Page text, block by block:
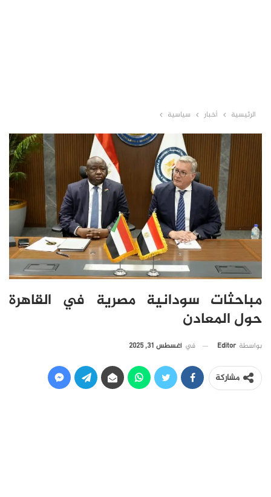
الرئيسية أخبار سياسية
مباحثات سودانية مصرية في القاهرة
حول المعادن
بواسطة Editor في أغسطس 31, 2025
مشاركة